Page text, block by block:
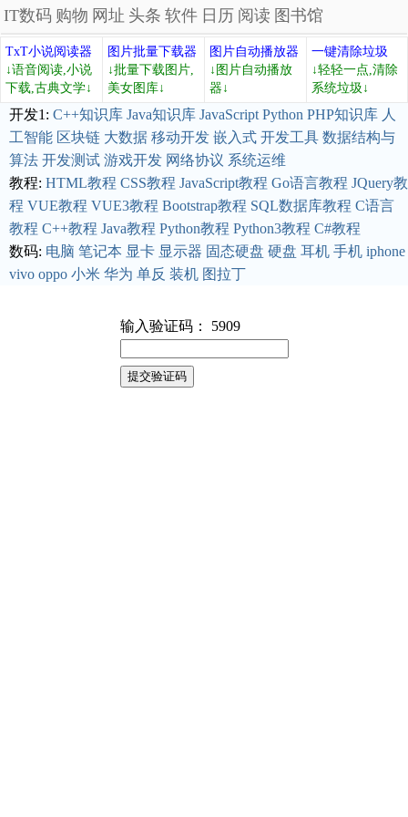
IT数码 购物 网址 头条 软件 日历 阅读 图书馆
TxT小说阅读器
↓语音阅读,小说
下载,古典文学↓
图片批量下载器
↓批量下载图片,
美女图库↓
图片自动播放器
↓图片自动播放
器↓
一键清除垃圾
↓轻轻一点,清除
系统垃圾↓
开发1: C++知识库 Java知识库 JavaScript Python PHP知识库 人
工智能 区块链 大数据 移动开发 嵌入式 开发工具 数据结构与
算法 开发测试 游戏开发 网络协议 系统运维
教程: HTML教程 CSS教程 JavaScript教程 Go语言教程 JQuery教
程 VUE教程 VUE3教程 Bootstrap教程 SQL数据库教程 C语言
教程 C++教程 Java教程 Python教程 Python3教程 C#教程
数码: 电脑 笔记本 显卡 显示器 固态硬盘 硬盘 耳机 手机 iphone
vivo oppo 小米 华为 单反 装机 图拉丁
输入验证码： 5909